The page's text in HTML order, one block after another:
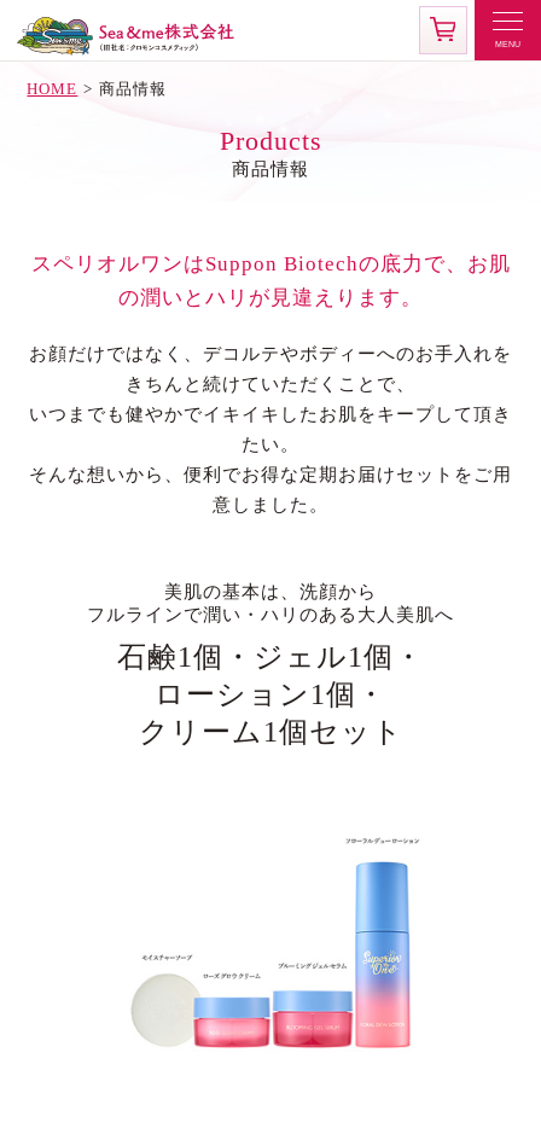
HOME 商品情報
Products
商品情報
スペリオルワンはSuppon Biotechの底力で、 お肌
の潤いとハリが見違えります。
お顔だけではなく、デコルテやボディーへのお手入れを
きちんと続けていただくことで、
いつまでも健やかでイキイキしたお肌をキープして頂き
たい。
そんな想いから、便利でお得な定期お届けセットをご用
意しました。
美肌の基本は、洗顔から
フルラインで潤い・ハリのある大人美肌へ
石鹸1個・ジェル1個・
ローション1個・
クリーム1個セット